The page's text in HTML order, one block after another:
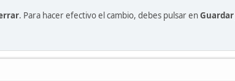
. Para hacer efectivo el cambio, debes pulsar enGuardar